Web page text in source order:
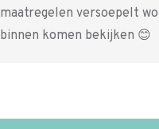
maatregelen versoepelt
binnen komen bekijken 😊